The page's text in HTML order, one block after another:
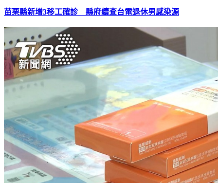
苗栗縣新增3移工確診 縣府續查台電退休男感染源